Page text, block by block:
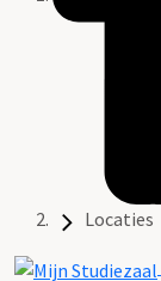
Locaties